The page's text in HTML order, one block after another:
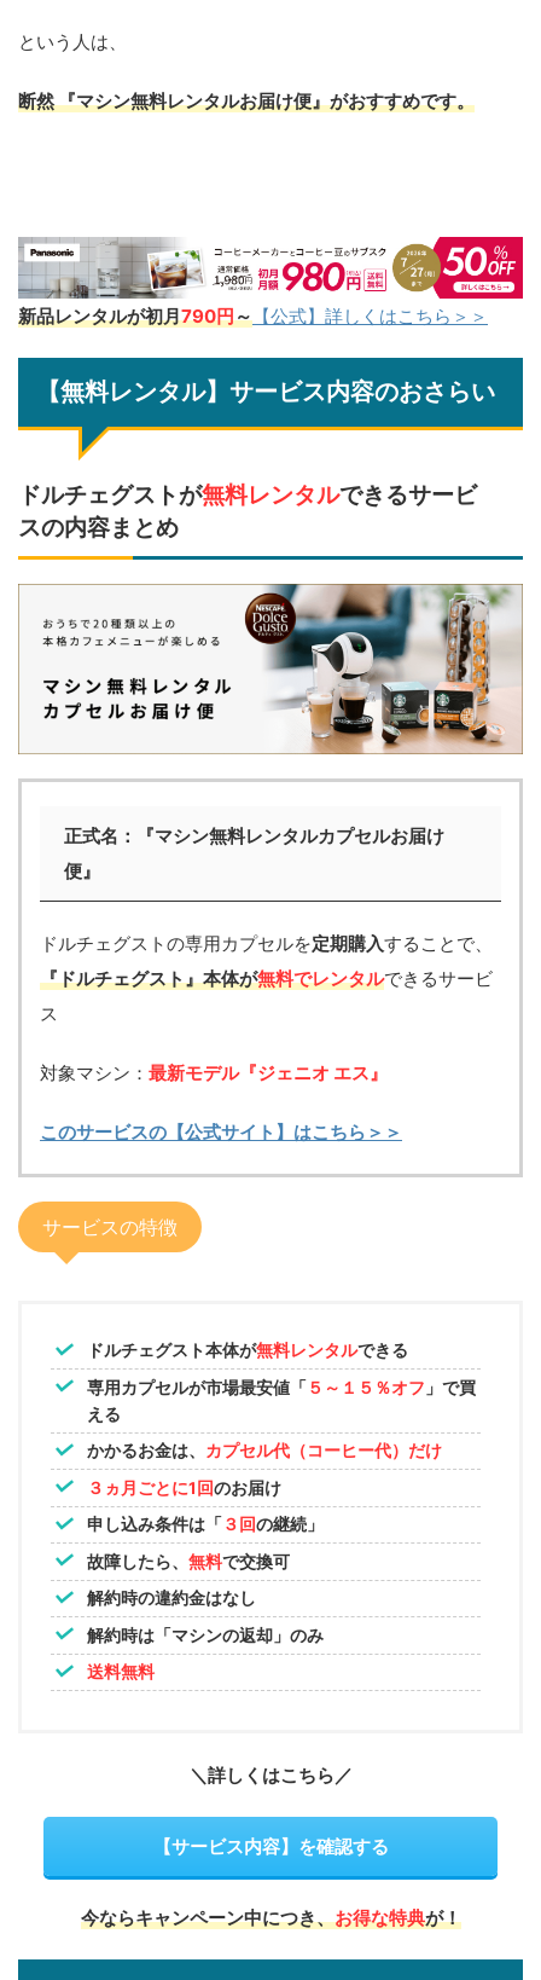
という人は、
断然 『マシン無料レンタルお届け便』がおすすめです。
新品レンタルが初月790円～ 【公式】詳しくはこちら＞＞
【無料レンタル】サービス内容のおさらい
ドルチェグストが無料レンタルできるサービ
スの内容まとめ
正式名：『マシン無料レンタルカプセルお届け
便』
ドルチェグストの専用カプセルを定期購入することで、
『ドルチェグスト』本体が無料でレンタルできるサービ
ス
対象マシン： 最新モデル『ジェニオ エス』
このサービスの【公式サイト】はこちら＞＞
サービスの特徴
ドルチェグスト本体が無料レンタルできる
専用カプセルが市場最安値「 ５～１５％オフ 」で買
える
かかるお金は、 カプセル代（コーヒー代）だけ
３ヵ月ごとに1回のお届け
申し込み条件は「 ３回の継続」
故障したら、 無料で交換可
解約時の違約金はなし
解約時は「マシンの返却」のみ
送料無料
＼詳しくはこちら／
【サービス内容】を確認する
今ならキャンペーン中につき、お得な特典が！